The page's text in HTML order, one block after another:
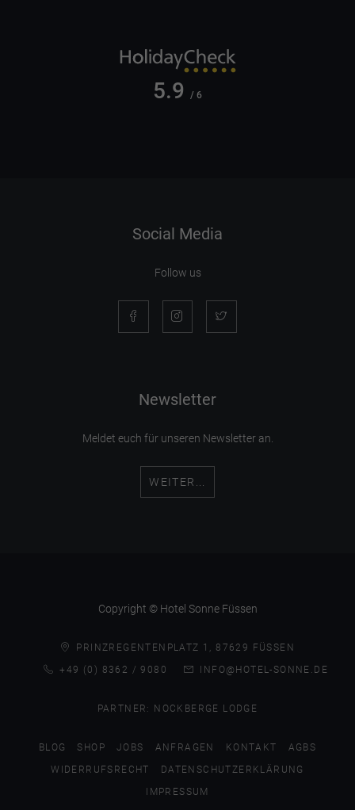
5.9 / 6
Social Media
Follow us
Newsletter
Meldet euch für unseren Newsletter an.
WEITER...
Copyright © Hotel Sonne Füssen
PRINZREGENTENPLATZ 1, 87629 FÜSSEN
+49 (0) 8362 / 9080
INFO@HOTEL-SONNE.DE
PARTNER: NOCKBERGE LODGE
BLOG SHOP JOBS ANFRAGEN KONTAKT
AGBS
WIDERRUFSRECHT
DATENSCHUTZERKLÄRUNG
IMPRESSUM